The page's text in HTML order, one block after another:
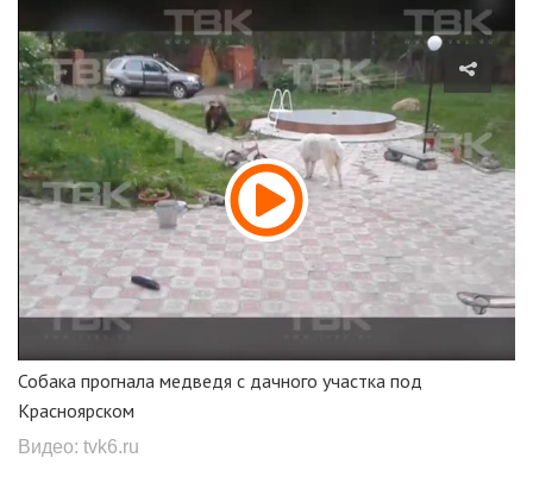
Собака прогнала медведя с дачного участка под
Красноярском
Видео: tvk6.ru